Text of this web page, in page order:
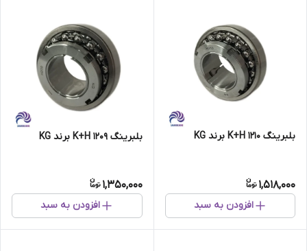
بلبرینگ 1210 K+H برند KG
1,518,000
افزودن به سبد
بلبرینگ 1209 K+H برند KG
1,350,000
افزودن به سبد